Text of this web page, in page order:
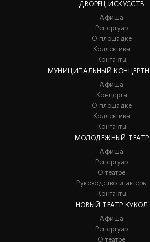
ДВОРЕЦ ИСКУССТВ
Афиша
Репертуар
О площадке
Коллективы
Контакты
МУНИЦИПАЛЬНЫЙ
Афиша
Концерты
О площадке
Коллективы
Контакты
МОЛОДЕЖНЫЙ ТЕАТР
Афиша
Репертуар
О театре
Руководство и актеры
Контакты
НОВЫЙ ТЕАТР КУКОЛ
Афиша
Репертуар
О театре